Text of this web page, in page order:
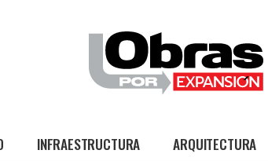
INFRAESTRUCTURA ARQUITECTURA